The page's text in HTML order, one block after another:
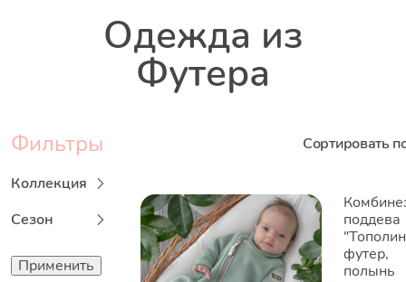
Одежда из
Футера
Фильтры
Коллекция
Сезон
Сортировать
поддева
футер,
полынь